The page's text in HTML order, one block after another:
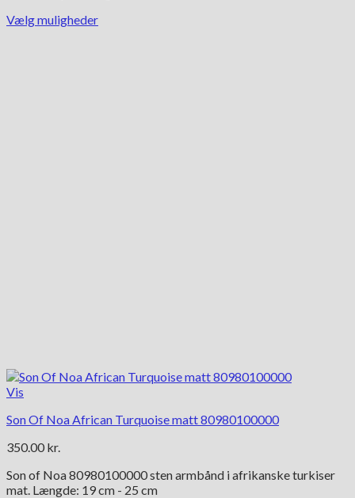
Vælg muligheder
Vis
Son Of Noa African Turquoise matt 80980100000
350.00 kr.
Son of Noa 80980100000 sten armbånd i afrikanske turkiser
mat. Længde: 19 cm - 25 cm